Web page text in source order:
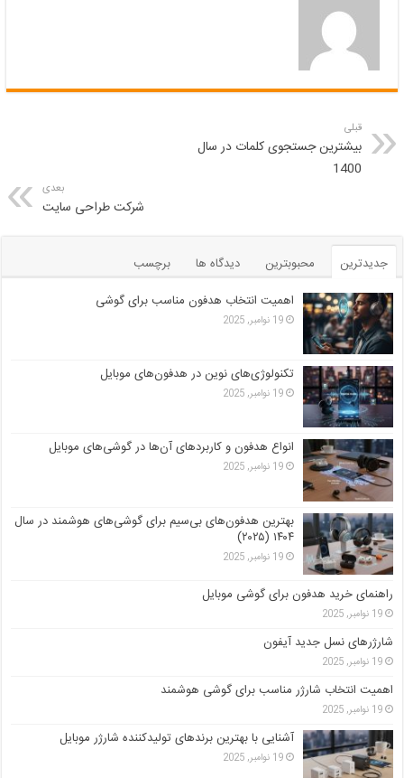
قبلی
بیشترین جستجوی کلمات در سال
1400
بعدی
شرکت طراحی سایت
جدیدترین محبوبترین دیدگاه ها
برچسب
اهمیت انتخاب هدفون مناسب برای گوشی
19 نوامبر, 2025
تکنولوژی‌های نوین در هدفون‌های موبایل
19 نوامبر, 2025
انواع هدفون و کاربردهای آن‌ها در گوشی‌های موبایل
19 نوامبر, 2025
بهترین هدفون‌های بی‌سیم برای گوشی‌های هوشمند در سال
۱۴۰۴ (۲۰۲۵)
19 نوامبر, 2025
راهنمای خرید هدفون برای گوشی موبایل
19 نوامبر, 2025
شارژرهای نسل جدید آیفون
19 نوامبر, 2025
اهمیت انتخاب شارژر مناسب برای گوشی هوشمند
19 نوامبر, 2025
آشنایی با بهترین برندهای تولیدکننده شارژر موبایل
19 نوامبر, 2025